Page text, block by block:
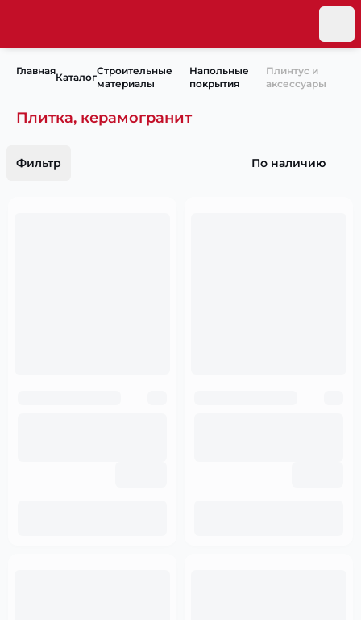
Главная
Каталог
Строительные
материалы
Напольные
покрытия
Плинтус и
аксессуары
Плитка, керамогранит
Фильтр По наличию